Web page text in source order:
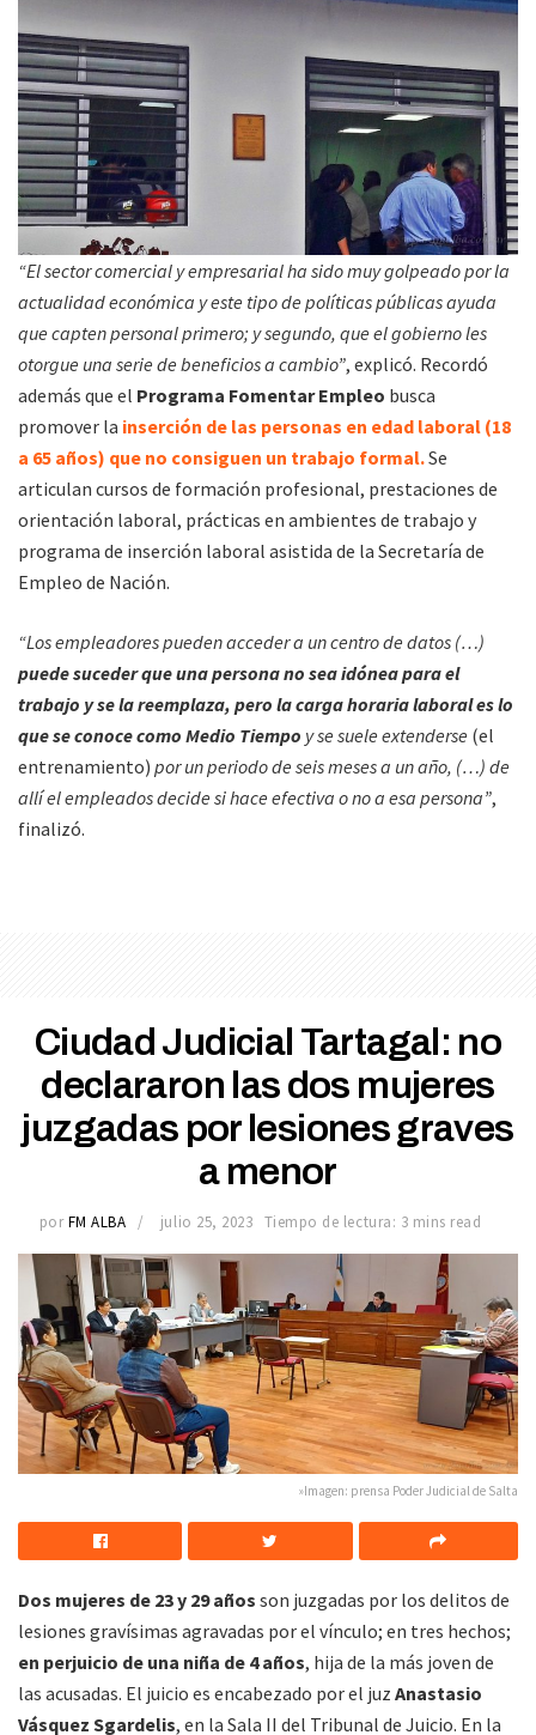
“El sector comercial y empresarial ha sido muy golpeado por la
actualidad económica y este tipo de políticas públicas ayuda
que capten personal primero; y segundo, que el gobierno les
otorgue una serie de beneficios a cambio”, explicó. Recordó
además que el Programa Fomentar Empleo busca
promover la inserción de las personas en edad laboral (18
a 65 años) que no consiguen un trabajo formal.Se
articulan cursos de formación profesional, prestaciones de
orientación laboral, prácticas en ambientes de trabajo y
programa de inserción laboral asistida de la Secretaría de
Empleo de Nación.
“Los empleadores pueden acceder a un centro de datos (…)
puede suceder que una persona no sea idónea para el
trabajo y se la reemplaza, pero la carga horaria laboral es lo
que se conoce como Medio Tiempo y se suele extenderse (el
entrenamiento) por un periodo de seis meses a un año, (…) de
allí el empleados decide si hace efectiva o no a esa persona”,
finalizó.
Ciudad Judicial Tartagal: no
declararon las dos mujeres
juzgadas por lesiones graves
a menor
por FM ALBA julio 25, 2023 Tiempo de lectura: 3 mins read
»Imagen: prensa Poder Judicial de Salta
Dos mujeres de 23 y 29 años son juzgadas por los delitos de
lesiones gravísimas agravadas por el vínculo; en tres hechos;
en perjuicio de una niña de 4 años, hija de la más joven de
las acusadas. El juicio es encabezado por el juz Anastasio
Vásquez Sgardelis, en la Sala II del Tribunal de Juicio. En la